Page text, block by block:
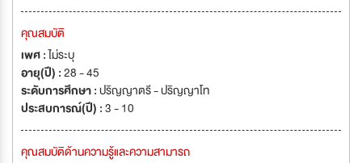
คุณสมบัติ
เพศ :ไม่ระบุ
อายุ(ปี) :28 - 45
ระดับการศึกษา :ปริญญาตรี - ปริญญาโท
ประสบการณ์(ปี) :3 - 10
คุณสมบัติด้านความรู้และความสามารถ